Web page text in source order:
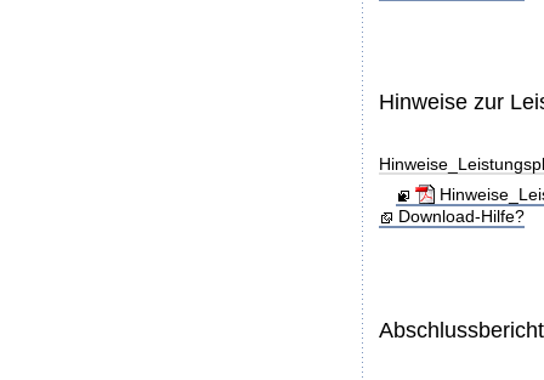
Hinweise zur
Download-Hilfe?